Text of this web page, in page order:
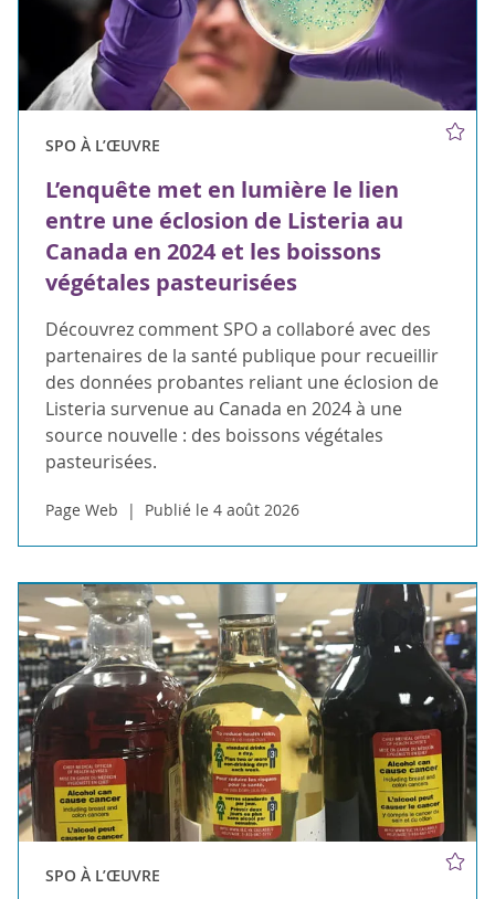
SPO À L’ŒUVRE
L’enquête met en lumière le lien
entre une éclosion de Listeria au
Canada en 2024 et les boissons
végétales pasteurisées
Découvrez comment SPO a collaboré avec des
partenaires de la santé publique pour recueillir
des données probantes reliant une éclosion de
Listeria survenue au Canada en 2024 à une
source nouvelle : des boissons végétales
pasteurisées.
Page Web Publié le 4 août 2026
SPO À L’ŒUVRE